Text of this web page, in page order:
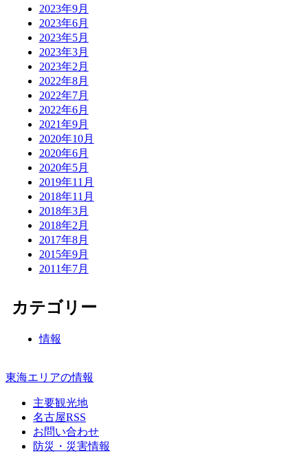
2023年9月
2023年6月
2023年5月
2023年3月
2023年2月
2022年8月
2022年7月
2022年6月
2021年9月
2020年10月
2020年6月
2020年5月
2019年11月
2018年11月
2018年3月
2018年2月
2017年8月
2015年9月
2011年7月
カテゴリー
情報
東海エリアの情報
主要観光地
名古屋RSS
お問い合わせ
防災・災害情報